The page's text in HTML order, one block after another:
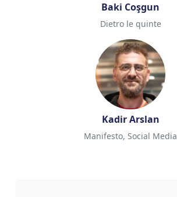
Baki Coşgun
Dietro le quinte
Kadir Arslan
Manifesto, Social Media